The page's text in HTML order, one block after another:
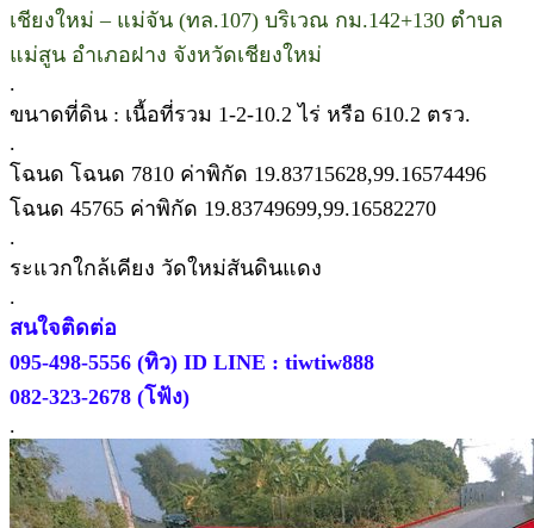
เชียงใหม่ – แม่จัน (ทล.107) บริเวณ กม.142+130 ตำบล
แม่สูน อำเภอฝาง จังหวัดเชียงใหม่
.
ขนาดที่ดิน : เนื้อที่รวม 1-2-10.2 ไร่ หรือ 610.2 ตรว.
.
โฉนด โฉนด 7810 ค่าพิกัด 19.83715628,99.16574496
โฉนด 45765 ค่าพิกัด 19.83749699,99.16582270
.
ระแวกใกล้เคียง วัดใหม่สันดินแดง
.
สนใจติดต่อ
095-498-5556 (ทิว) ID LINE : tiwtiw888
082-323-2678 (โฟ้ง)
.